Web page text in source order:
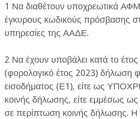
1 Να διαθέτουν υποχρεωτικά
έγκυρους κωδικούς πρόσβασης
υπηρεσίες της ΑΑΔΕ.
2 Να έχουν υποβάλει κατά το
(φορολογικό έτος 2023) δήλωση
εισοδήματος (Ε1), είτε ως
κοινής δήλωσης, είτε εμμέσως
σε περίπτωση κοινής δήλωσης. Η